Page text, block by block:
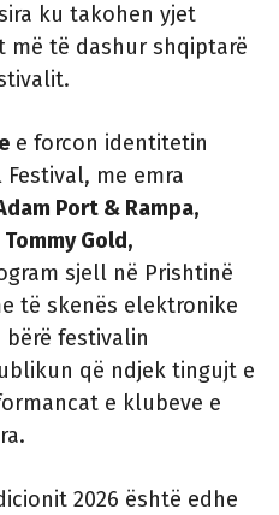
ku takohen yjet
më të dashur shqiptarë
e forcon identitetin
me emra
Port & Rampa,
Gold,
sjell në Prishtinë
të skenës elektronike
festivalin
që ndjek tingujt e
e klubeve e
2026 është edhe